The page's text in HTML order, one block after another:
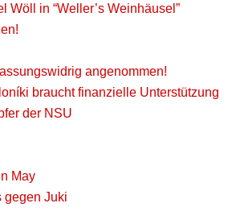
Wöll in “Weller’s Weinhäusel”
angenommen!
braucht finanzielle Unterstützung
der NSU
May
gegen Juki